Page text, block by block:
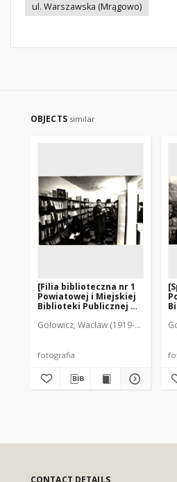
ul. Warszawska (Mrągowo)
OBJECTS similar
[Filia biblioteczna nr 1
Powiatowej i Miejskiej
Biblioteki Publicznej w
Gołowicz, Wacław (1919-1983). Fot.
fotografia
CONTACT DETAILS